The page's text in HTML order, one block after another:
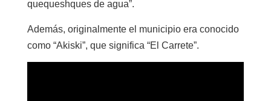
quequeshques de agua”.
Además, originalmente el municipio era conocido
como “Akiski”, que significa “El Carrete”.